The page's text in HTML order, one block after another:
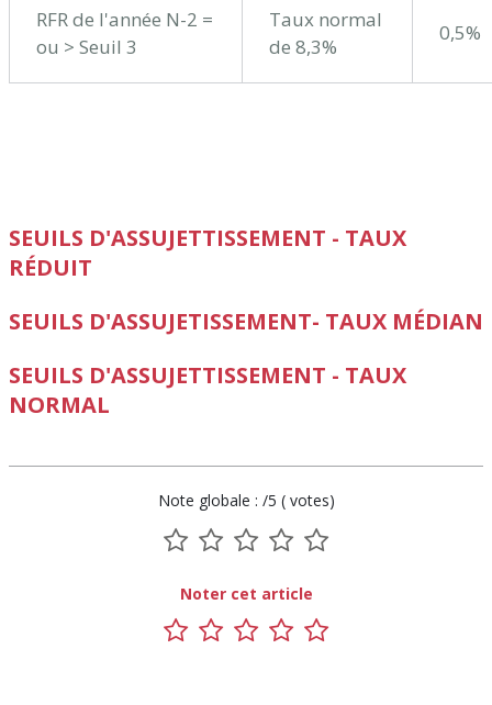
RFR de l'année N-2 =
ou > Seuil 3
Taux normal
de 8,3%
0,5%
SEUILS D'ASSUJETTISSEMENT - TAUX
RÉDUIT
SEUILS D'ASSUJETISSEMENT- TAUX MÉDIAN
SEUILS D'ASSUJETTISSEMENT - TAUX
NORMAL
Note globale : /5 ( votes)
1
sur
5
2
sur
5
3
sur
5
4
sur
5 5
Noter cet article
1 2 3 4 5